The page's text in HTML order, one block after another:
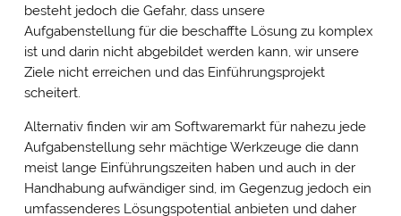
besteht jedoch die Gefahr, dass unsere
Aufgabenstellung für die beschaffte Lösung zu komplex
ist und darin nicht abgebildet werden kann, wir unsere
Ziele nicht erreichen und das Einführungsprojekt
scheitert.
Alternativ finden wir am Softwaremarkt für nahezu jede
Aufgabenstellung sehr mächtige Werkzeuge die dann
meist lange Einführungszeiten haben und auch in der
Handhabung aufwändiger sind, im Gegenzug jedoch ein
umfassenderes Lösungspotential anbieten und daher